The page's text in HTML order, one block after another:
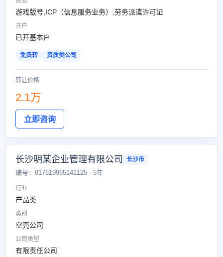
游戏版号,ICP（信息服务业务）,劳务派遣许可证
开户
已开基本户
免费转 资质类公司
转让价格
2.1万
立即咨询
长沙明某企业管理有限公司 长沙市
编号：817619965141125 · 5年
行业
产品类
类别
空壳公司
公司类型
有限责任公司